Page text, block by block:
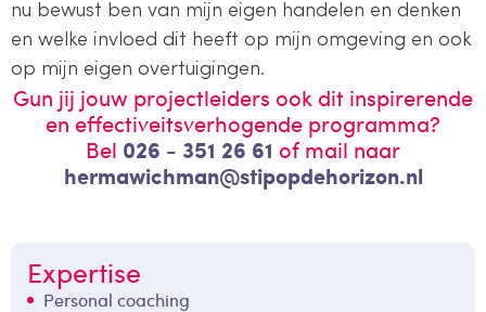
Expertise
Personal coaching
nu bewust ben van mijn eigen handelen en denken
en welke invloed dit heeft op mijn omgeving en ook
op mijn eigen overtuigingen.
Gun jij jouw projectleiders ook dit inspirerende
en effectiveitsverhogende programma?
Bel 026 - 351 26 61 of mail naar
hermawichman@stipopdehorizon.nl